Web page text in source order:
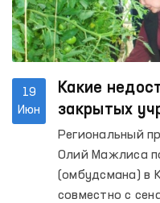
19
Июн
Какие
закрытых
Региональный
Олий Мажлиса
(омбудсмана) в
совместно с